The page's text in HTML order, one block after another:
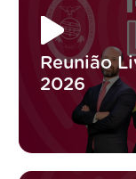
Reunião
2026